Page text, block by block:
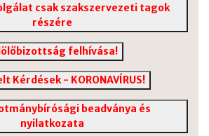
csak szakszervezeti tagok
részére
felhívása!
Kérdések - KORONAVÍRUS!
beadványa és
nyilatkozata